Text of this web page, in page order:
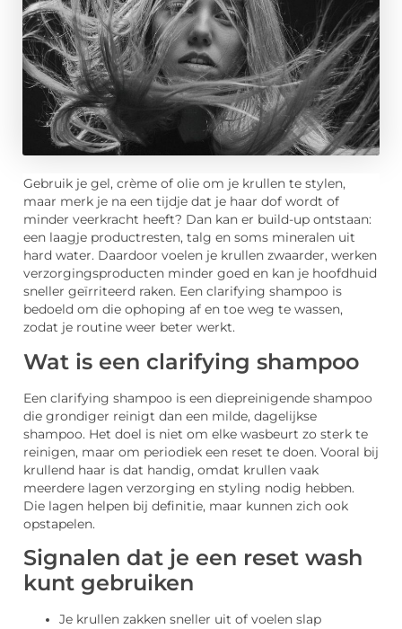
Gebruik je gel, crème of olie om je krullen te stylen,
maar merk je na een tijdje dat je haar dof wordt of
minder veerkracht heeft? Dan kan er build-up ontstaan:
een laagje productresten, talg en soms mineralen uit
hard water. Daardoor voelen je krullen zwaarder, werken
verzorgingsproducten minder goed en kan je hoofdhuid
sneller geïrriteerd raken. Een clarifying shampoo is
bedoeld om die ophoping af en toe weg te wassen,
zodat je routine weer beter werkt.
Wat is een clarifying shampoo
Een clarifying shampoo is een diepreinigende shampoo
die grondiger reinigt dan een milde, dagelijkse
shampoo. Het doel is niet om elke wasbeurt zo sterk te
reinigen, maar om periodiek een reset te doen. Vooral bij
krullend haar is dat handig, omdat krullen vaak
meerdere lagen verzorging en styling nodig hebben.
Die lagen helpen bij definitie, maar kunnen zich ook
opstapelen.
Signalen dat je een reset wash
kunt gebruiken
Je krullen zakken sneller uit of voelen slap